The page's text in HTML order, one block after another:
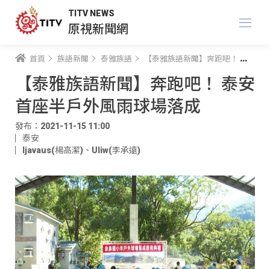
TITV NEWS
原視新聞網
首頁 族語新聞 泰雅族語 【泰雅族語新聞】奔跑吧！ 泰安首座半戶外風雨球場落成
【泰雅族語新聞】奔跑吧！ 泰安
首座半戶外風雨球場落成
發布：2021-11-15 11:00
泰安
ljavaus(楊高潔) 、 Uliw(李承遠)